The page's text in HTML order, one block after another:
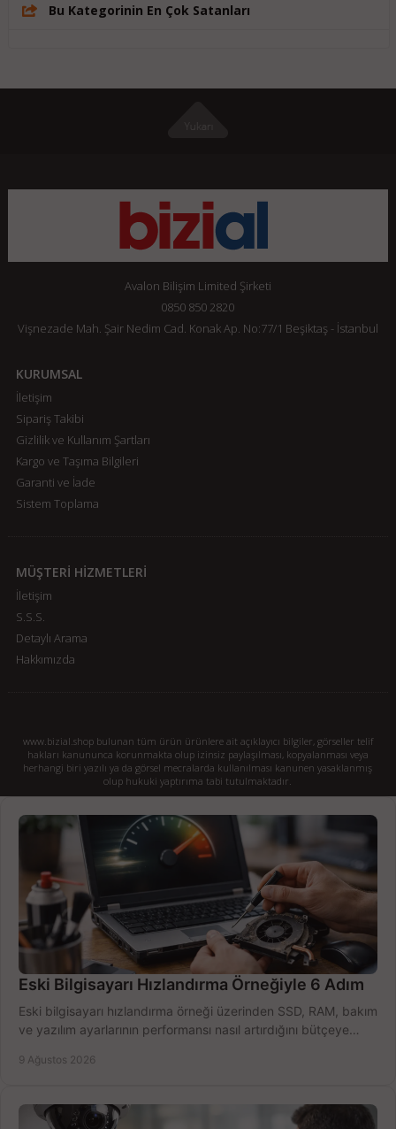
Bu Kategorinin En Çok Satanları
Avalon Bilişim Limited Şirketi
0850 850 2820
Vişnezade Mah. Şair Nedim Cad. Konak Ap. No:77/1 Beşiktaş - İstanbul
KURUMSAL
İletişim
Sipariş Takibi
Gizlilik ve Kullanım Şartları
Kargo ve Taşıma Bilgileri
Garanti ve İade
Sistem Toplama
MÜŞTERİ HİZMETLERİ
İletişim
S.S.S.
Detaylı Arama
Hakkımızda
www.bizial.shop bulunan tüm ürün ürünlere ait açıklayıcı bilgiler, görseller telif
hakları kanununca korunmakta olup izinsiz paylaşılması, kopyalanması veya
herhangi biri yazılı ya da görsel mecralarda kullanılması kanunen yasaklanmış
olup hukuki yaptırıma tabi tutulmaktadır.
Eski Bilgisayarı Hızlandırma Örneğiyle 6 Adım
Eski bilgisayarı hızlandırma örneği üzerinden SSD, RAM, bakım
ve yazılım ayarlarının performansı nasıl artırdığını bütçeye
9 Ağustos 2026